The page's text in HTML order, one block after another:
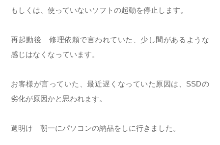
もしくは、使っていないソフトの起動を停止します。
再起動後 修理依頼で言われていた、少し間があるような
感じはなくなっています。
お客様が言っていた、最近遅くなっていた原因は、SSDの
劣化が原因かと思われます。
週明け 朝一にパソコンの納品をしに行きました。